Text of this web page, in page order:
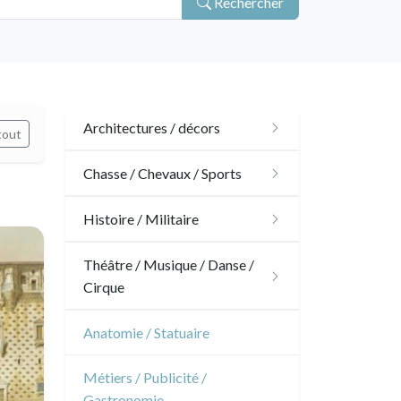
Architectures / décors
Architecture
Architecture d'intérieur
Chasse / Chevaux / Sports
Chasse
Sports
Histoire / Militaire
Militaire
Napoléon et Empire
Théâtre / Musique / Danse /
Cirque
Théâtre
Anatomie / Statuaire
Métiers / Publicité /